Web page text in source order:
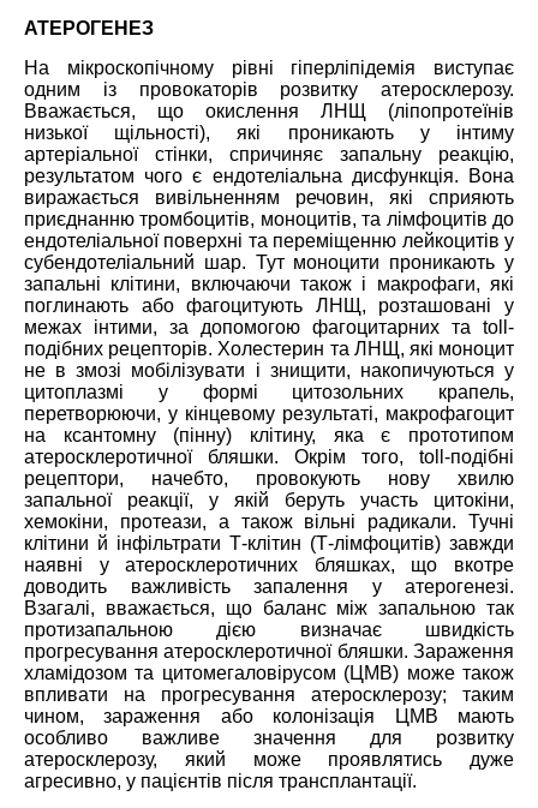
АТЕРОГЕНЕЗ
На мікроскопічному рівні гіперліпідемія виступає
одним із провокаторів розвитку атеросклерозу.
Вважається, що окислення ЛНЩ (ліпопротеїнів
низької щільності), які проникають у інтиму
артеріальної стінки, спричиняє запальну реакцію,
результатом чого є ендотеліальна дисфункція. Вона
виражається вивільненням речовин, які сприяють
приєднанню тромбоцитів, моноцитів, та лімфоцитів до
ендотеліальної поверхні та переміщенню лейкоцитів у
субендотеліальний шар. Тут моноцити проникають у
запальні клітини, включаючи також і макрофаги, які
поглинають або фагоцитують ЛНЩ, розташовані у
межах інтими, за допомогою фагоцитарних та toll-
подібних рецепторів. Холестерин та ЛНЩ, які моноцит
не в змозі мобілізувати і знищити, накопичуються у
цитоплазмі у формі цитозольних крапель,
перетворюючи, у кінцевому результаті, макрофагоцит
на ксантомну (пінну) клітину, яка є прототипом
атеросклеротичної бляшки. Окрім того, toll-подібні
рецептори, начебто, провокують нову хвилю
запальної реакції, у якій беруть участь цитокіни,
хемокіни, протеази, а також вільні радикали. Тучні
клітини й інфільтрати Т-клітин (Т-лімфоцитів) завжди
наявні у атеросклеротичних бляшках, що вкотре
доводить важливість запалення у атерогенезі.
Взагалі, вважається, що баланс між запальною так
протизапальною дією визначає швидкість
прогресування атеросклеротичної бляшки. Зараження
хламідозом та цитомегаловірусом (ЦМВ) може також
впливати на прогресування атеросклерозу; таким
чином, зараження або колонізація ЦМВ мають
особливо важливе значення для розвитку
атеросклерозу, який може проявлятись дуже
агресивно, у пацієнтів після трансплантації.